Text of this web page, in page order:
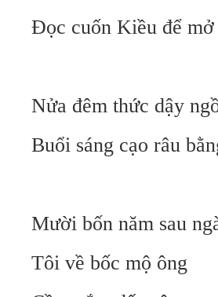
Đọc cuốn Kiều để mở
Nửa đêm thức dậy
Buổi sáng cạo râu
Mười bốn năm sau
Tôi về bốc mộ ông